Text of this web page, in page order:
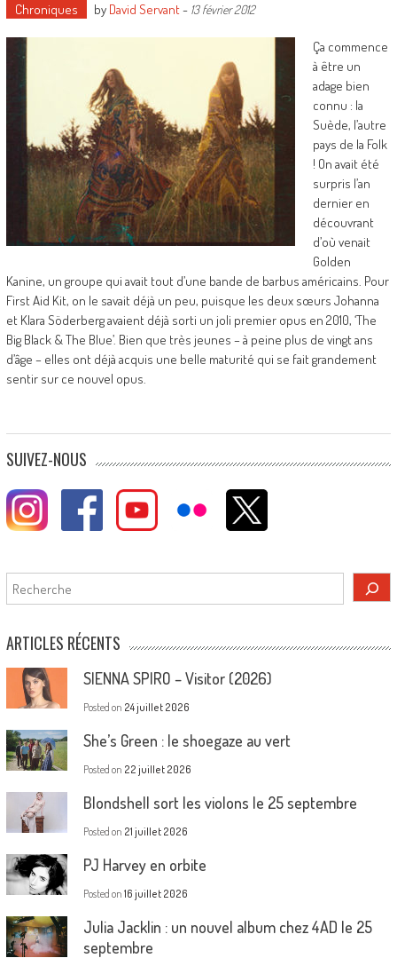
Chroniques by David Servant- 13 février 2012
Ça commence
à être un
adage bien
connu : la
Suède, l’autre
pays de la Folk
! On avait été
surpris l’an
dernier en
découvrant
d’où venait
Golden
Kanine, un groupe qui avait tout d’une bande de barbus américains. Pour
First Aid Kit, on le savait déjà un peu, puisque les deux sœurs Johanna
et Klara Söderberg avaient déjà sorti un joli premier opus en 2010, ‘The
Big Black & The Blue’. Bien que très jeunes – à peine plus de vingt ans
d’âge – elles ont déjà acquis une belle maturité qui se fait grandement
sentir sur ce nouvel opus.
SUIVEZ-NOUS
Rechercher
ARTICLES RÉCENTS
SIENNA SPIRO – Visitor (2026)
Posted on 24 juillet 2026
She’s Green : le shoegaze au vert
Posted on 22 juillet 2026
Blondshell sort les violons le 25 septembre
Posted on 21 juillet 2026
PJ Harvey en orbite
Posted on 16 juillet 2026
Julia Jacklin : un nouvel album chez 4AD le 25
septembre